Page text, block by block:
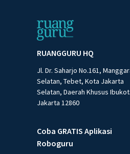
RUANGGURU HQ
Jl. Dr. Saharjo No.161,
Selatan, Tebet, Kota Jakarta
Selatan, Daerah Khusus
Jakarta 12860
Coba GRATIS Aplikasi
Roboguru